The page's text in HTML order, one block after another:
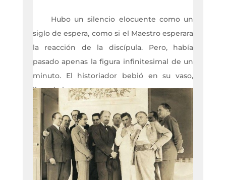
Hubo un silencio elocuente como un
siglo de espera, como si el Maestro esperara
la reacción de la discípula. Pero, había
pasado apenas la figura infinitesimal de un
minuto. El historiador bebió en su vaso,
licor de los escoceses: